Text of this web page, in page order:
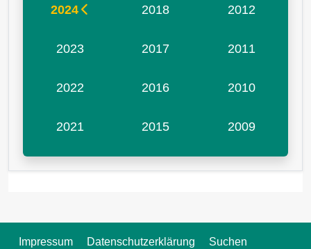
2024
2023
2022
2021
2018
2017
2016
2015
2012
2011
2010
2009
Impressum Datenschutzerklärung Suchen